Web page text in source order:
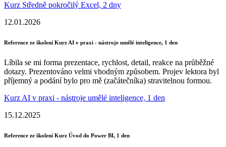
Kurz Středně pokročilý Excel, 2 dny
12.01.2026
Reference ze školení Kurz AI v praxi - nástroje umělé inteligence, 1 den
Líbila se mi forma prezentace, rychlost, detail, reakce na průběžné
dotazy. Prezentováno velmi vhodným způsobem. Projev lektora byl
příjemný a podání bylo pro mě (začátečníka) stravitelnou formou.
Kurz AI v praxi - nástroje umělé inteligence, 1 den
15.12.2025
Reference ze školení Kurz Úvod do Power BI, 1 den